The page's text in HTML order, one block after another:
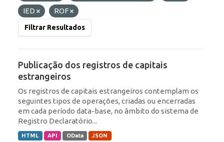
IED
ROF
Filtrar Resultados
Publicação dos registros de capitais
estrangeiros
Os registros de capitais estrangeiros contemplam os
seguintes tipos de operações, criadas ou encerradas
em cada período data-base, no âmbito do sistema de
Registro Declaratório...
HTML API OData JSON